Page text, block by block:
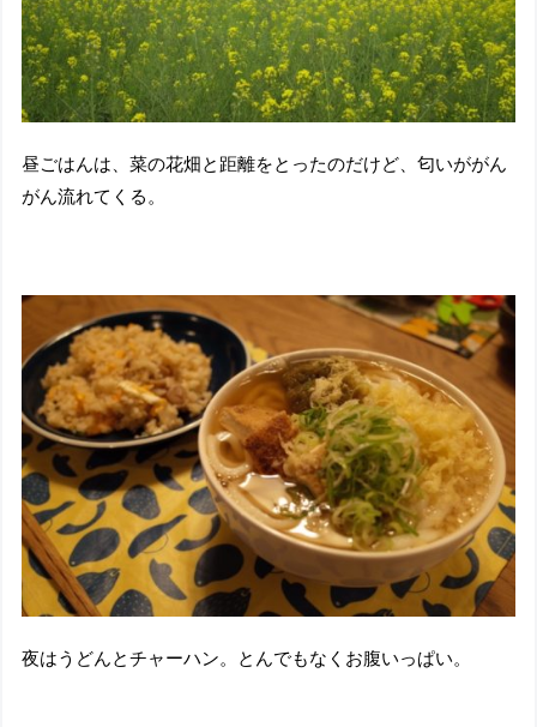
昼ごはんは、菜の花畑と距離をとったのだけど、匂いががん
がん流れてくる。
夜はうどんとチャーハン。とんでもなくお腹いっぱい。